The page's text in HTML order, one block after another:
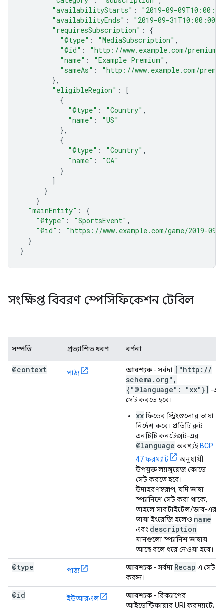
"availabilityStarts" :
"2019-09-
"availabilityEnds" :
"2019-09-31T10:00:00Z"
"requiresSubscription" :
{
"@type" : "MediaSubscription" ,
"@id" :
"http://www.example.com/
"name" : "Example Premium" ,
"sameAs" :
"http://www.example.com/
},
"eligibleRegion" :
[
{
"@type" : "Country" ,
"name" :
"US"
},
{
"@type" : "Country" ,
"name" :
"CA"
}
]
}
}
"mainEntity" :
{
"@type" : "SportsEvent" ,
"@id" :
"https://www.example.com/game/2019-09-
}
}
সংক্ষিপ্ত বিবরণ স্পেসিফিকেশন টেবিল
সম্পত্তি প্রত্যাশিত ধরণ বর্ণনা
@context পাঠ্য আবশ্যক - সর্বদা ["http: //
schema . org" ,
{"@language": "xx"}] -এ
সেট করতে হবে।
xxফিডের স্ট্রিংগুলোর ভাষা
নির্দেশ করে। প্রতিটি রুট
এনটিটি কনটেক্সট-এর
@language অবশ্যই BCP
47 ফরম্যাট
অনুযায়ী
উপযুক্ত ল্যাঙ্গুয়েজ কোডে
সেট করতে হবে।
উদাহরণস্বরূপ, যদি ভাষা
স্প্যানিশে সেট করা থাকে,
তাহলে সাবটাইটেল/ডাব-এর
ভাষা ইংরেজি হলেও name
এবং description
মানগুলো স্প্যানিশ ভাষায়
আছে বলে ধরে নেওয়া হবে।
@type পাঠ্য আবশ্যক - সর্বদা Recap এ সেট
করুন।
@id ইউআরএল আবশ্যক - রিক্যাপের
আইডেন্টিফায়ার URI ফরম্যাটে;